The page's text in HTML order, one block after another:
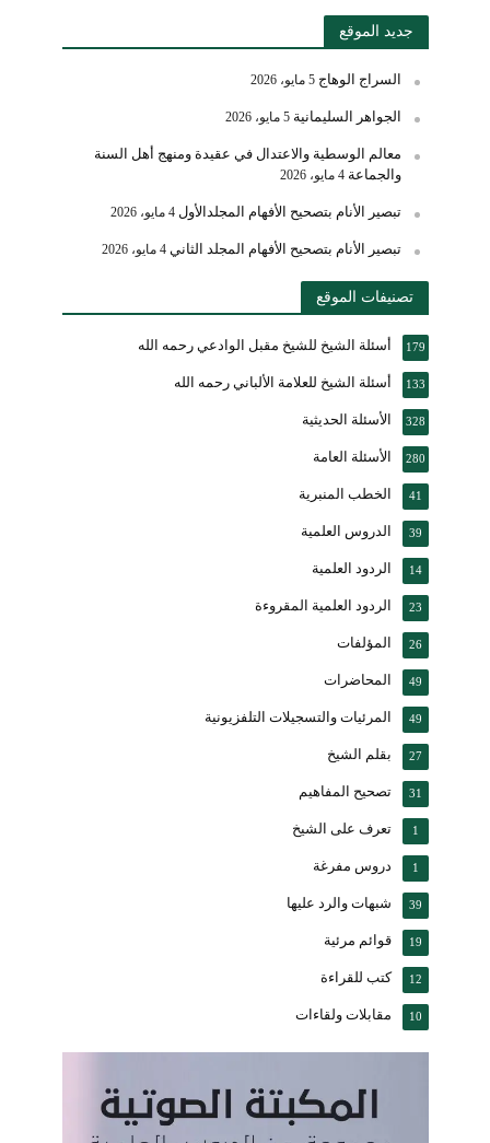
جديد الموقع
السراج الوهاج 5 مايو، 2026
الجواهر السليمانية 5 مايو، 2026
معالم الوسطية والاعتدال في عقيدة ومنهج أهل السنة
والجماعة 4 مايو، 2026
تبصير الأنام بتصحيح الأفهام المجلدالأول 4 مايو، 2026
تبصير الأنام بتصحيح الأفهام المجلد الثاني 4 مايو، 2026
تصنيفات الموقع
أسئلة الشيخ للشيخ مقبل الوادعي رحمه الله 179
أسئلة الشيخ للعلامة الألباني رحمه الله 133
الأسئلة الحديثية 328
الأسئلة العامة 280
الخطب المنبرية 41
الدروس العلمية 39
الردود العلمية 14
الردود العلمية المقروءة 23
المؤلفات 26
المحاضرات 49
المرئيات والتسجيلات التلفزيونية 49
بقلم الشيخ 27
تصحيح المفاهيم 31
تعرف على الشيخ 1
دروس مفرغة 1
شبهات والرد عليها 39
قوائم مرئية 19
كتب للقراءة 12
مقابلات ولقاءات 10